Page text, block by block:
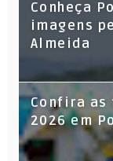
Conheça
imagens
Almeida
Confira as
2026 em